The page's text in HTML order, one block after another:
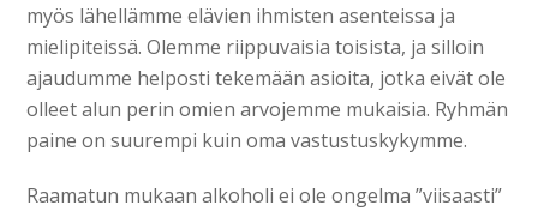
myös lähellämme elävien ihmisten asenteissa ja
mielipiteissä. Olemme riippuvaisia toisista, ja silloin
ajaudumme helposti tekemään asioita, jotka eivät ole
olleet alun perin omien arvojemme mukaisia. Ryhmän
paine on suurempi kuin oma vastustuskykymme.
Raamatun mukaan alkoholi ei ole ongelma ”viisaasti”